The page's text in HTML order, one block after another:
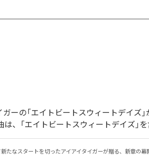
ガーの「エイトビートスウィートデイズ
、「エイトビートスウィートデイズ」を
たなスタートを切ったアイアイタイガーが贈る、新章の